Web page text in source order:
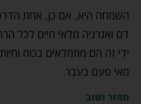
השמחה היא, אם כן, אחת
דם ואנרגיה מלאי חיים לכל
ידי זה הם מתמלאים בכוח
מאי פעם בעבר.
מחזר ושוב